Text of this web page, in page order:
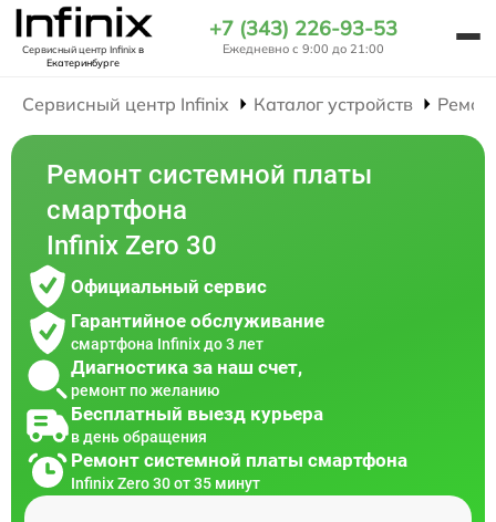
Сервисный центр Infinixв
Екатеринбурге
+7 (343) 226-93-53
Ежедневно с 9:00 до 21:00
Сервисный центр Infinix Каталог устройств
Ремонт системной платы
смартфона
Infinix Zero 30
Официальный сервис
Гарантийное обслуживание
смартфона Infinix до 3 лет
Диагностика за наш счет,
ремонт по желанию
Бесплатный выезд курьера
в день обращения
Ремонт системной платы смартфона
Infinix Zero 30 от 35 минут